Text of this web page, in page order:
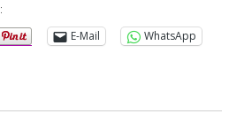
E-Mail
WhatsApp